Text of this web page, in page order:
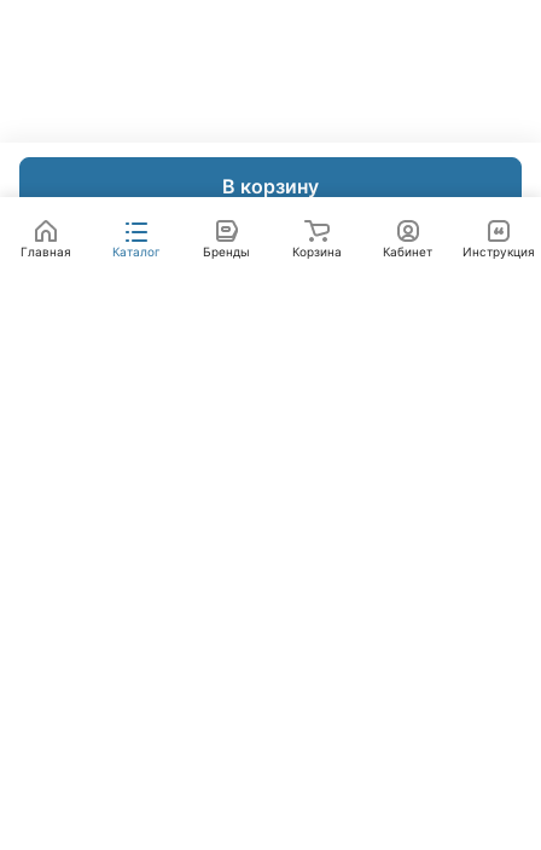
В корзину
Главная Каталог Бренды Корзина Кабинет Инструкция